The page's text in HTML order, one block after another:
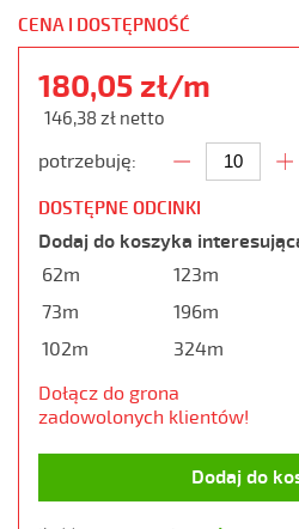
CENA I DOSTĘPNOŚĆ
180,05 zł/m
146,38 zł netto
potrzebuję:
DOSTĘPNE ODCINKI
Dodaj do koszyka
62m
73m
102m
123m
196m
324m
Dołącz do grona
zadowolonych klientów!
Dodaj do